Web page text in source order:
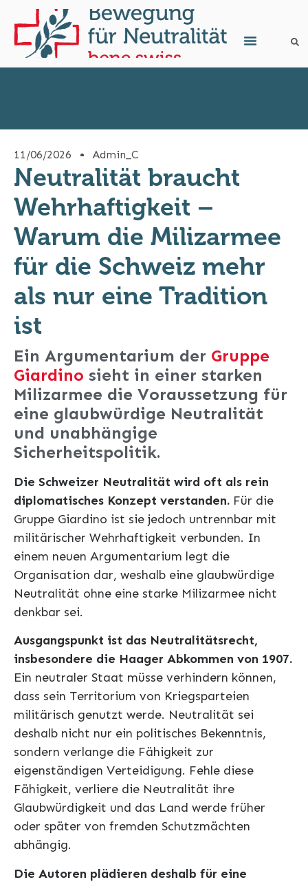
11/06/2026 Admin_C
Neutralität braucht
Wehrhaftigkeit –
Warum die Milizarmee
für die Schweiz mehr
als nur eine Tradition
ist
Ein Argumentarium der Gruppe
Giardino sieht in einer starken
Milizarmee die Voraussetzung für
eine glaubwürdige Neutralität
und unabhängige
Sicherheitspolitik.
Die Schweizer Neutralität wird oft als rein
diplomatisches Konzept verstanden. Für die
Gruppe Giardino ist sie jedoch untrennbar mit
militärischer Wehrhaftigkeit verbunden. In
einem neuen Argumentarium legt die
Organisation dar, weshalb eine glaubwürdige
Neutralität ohne eine starke Milizarmee nicht
denkbar sei.
Ausgangspunkt ist das Neutralitätsrecht,
insbesondere die Haager Abkommen von 1907.
Ein neutraler Staat müsse verhindern können,
dass sein Territorium von Kriegsparteien
militärisch genutzt werde. Neutralität sei
deshalb nicht nur ein politisches Bekenntnis,
sondern verlange die Fähigkeit zur
eigenständigen Verteidigung. Fehle diese
Fähigkeit, verliere die Neutralität ihre
Glaubwürdigkeit und das Land werde früher
oder später von fremden Schutzmächten
abhängig.
Die Autoren plädieren deshalb für eine